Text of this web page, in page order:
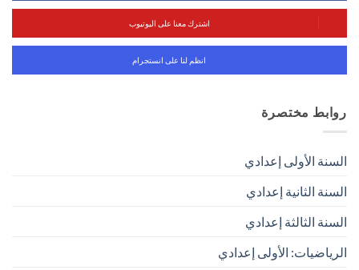
اشترك معنا على اليوتيوب
انظم لنا على انستجرام
روابط مختصرة
السنة الأولى إعدادي
السنة الثانية إعدادي
السنة الثالثة إعدادي
الرياضيات: الأولى إعدادي